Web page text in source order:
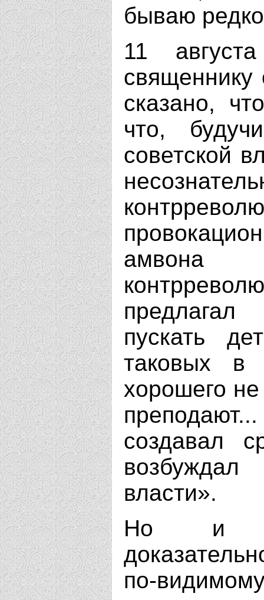
бываю
11
священнику
сказано,
что,
советской
пускать
таковых в
хорошего
создавал
власти».
Но и
по-